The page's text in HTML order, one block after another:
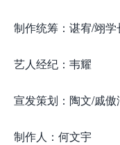
制作统筹：谌宥/翊学
艺人经纪：韦耀
宣发策划：陶文/戚
制作人：何文宇